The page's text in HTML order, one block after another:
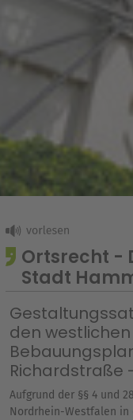
Ortsrecht -
Stadt
den
Richardstraße
Aufgrund der §§ 4 und
Nordrhein-Westfalen in